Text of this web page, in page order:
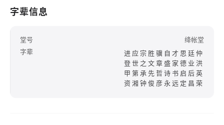
字辈信息
堂号
绛帐堂
字辈
进应宗胜骥自才思廷仲
登世之文章盛家德业洪
甲第承先哲诗书启后英
资湘钟俊彦永远定昌荣